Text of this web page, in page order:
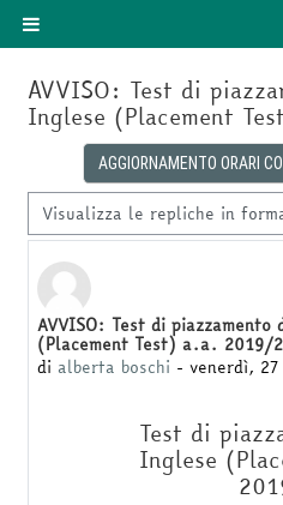
Vai al contenuto principale
Pannello laterale
AVVISO: Test di
Inglese (Placement
AGGIORNAMENTO ORARI
Modalità visualizzazione
AVVISO: Test di piazzamento
(Placement Test) a.a. 2019/
di alberta boschi -venerdì,
Numero di risposte: 0
Test di
Inglese